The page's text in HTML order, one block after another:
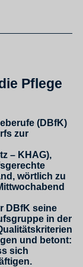
Pflege
(DBfK)
zur
– KHAG),
wörtlich zu
DBfK seine
in der
und betont:
sich